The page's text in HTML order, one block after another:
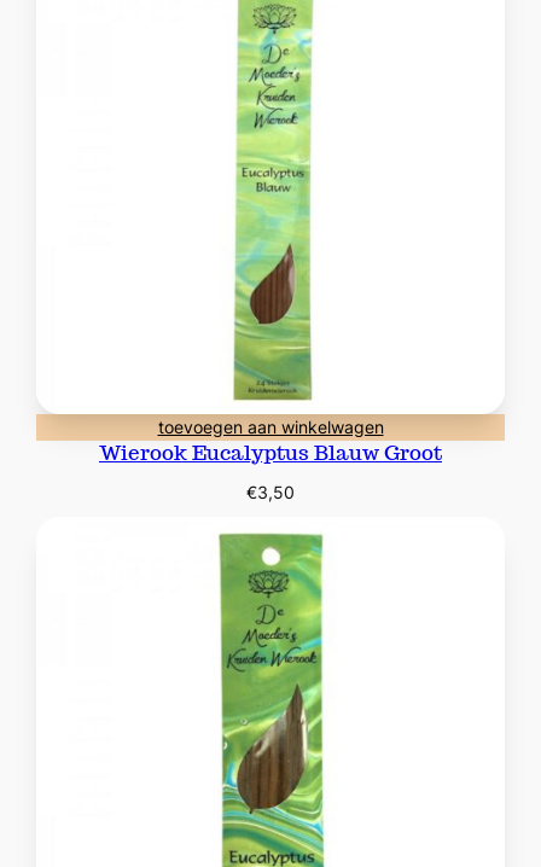
toevoegen aan winkelwagen
Wierook Eucalyptus Blauw Groot
€3,50